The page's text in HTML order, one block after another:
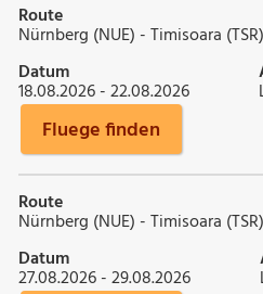
Route
Nürnberg (NUE) - Timisoara (TSR)
Datum
18.08.2026 - 22.08.2026
Fluege finden
Route
Nürnberg (NUE) - Timisoara (TSR)
Datum
27.08.2026 - 29.08.2026